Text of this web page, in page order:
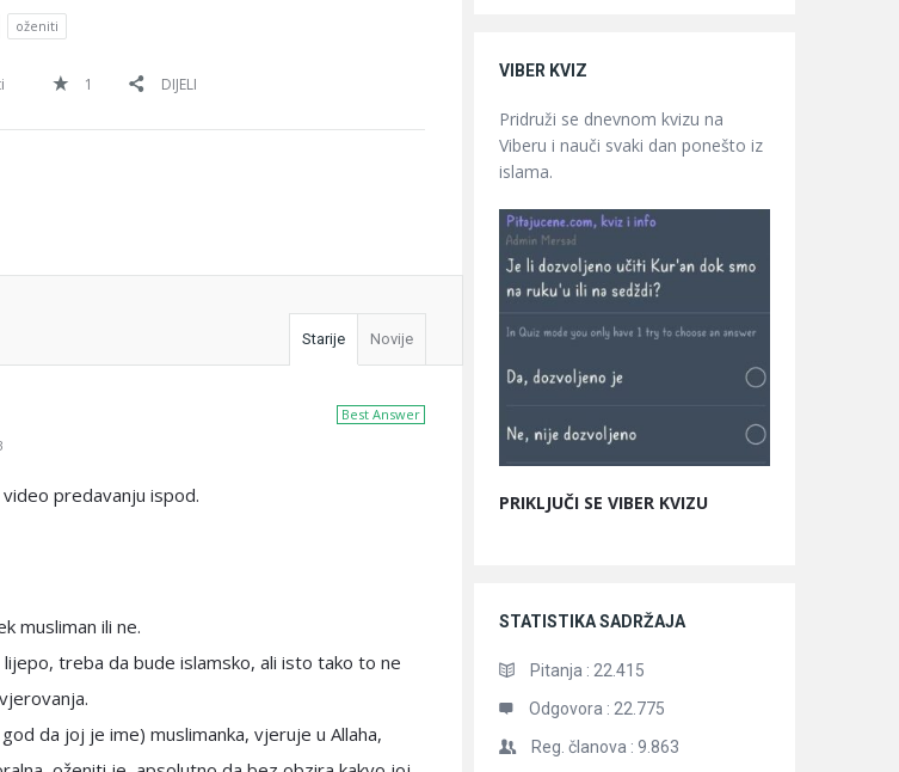
oženiti
1 DIJELI
Starije Novije
Best Answer
predavanju ispod.
musliman ili ne.
treba da bude islamsko, ali isto tako to ne
da joj je ime) muslimanka, vjeruje u Allaha,
VIBER KVIZ
Pridruži se dnevnom kvizu na
Viberu i nauči svaki dan ponešto iz
islama.
PRIKLJUČI SE VIBER KVIZU
STATISTIKA SADRŽAJA
Pitanja : 22.415
Odgovora : 22.775
Reg. članova : 9.863